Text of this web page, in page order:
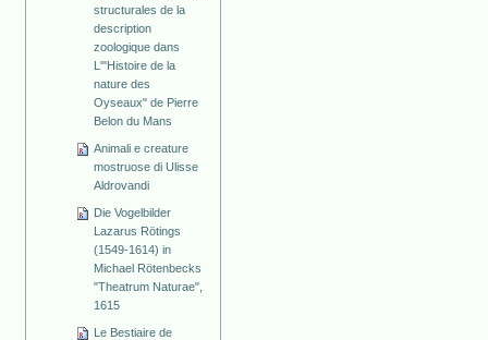
structurales de la
description
zoologique dans
L'"Histoire de la
nature des
Oyseaux" de Pierre
Belon du Mans
Animali e creature
mostruose di Ulisse
Aldrovandi
Die Vogelbilder
Lazarus Rötings
(1549-1614) in
Michael Rötenbecks
"Theatrum Naturae",
1615
Le Bestiaire de